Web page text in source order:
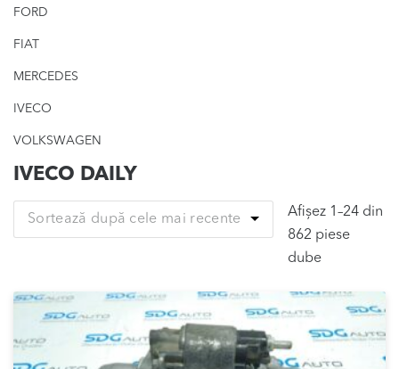
FORD
FIAT
MERCEDES
IVECO
VOLKSWAGEN
IVECO DAILY
Sortează după cele mai recente
Afișez 1–24 din
862 piese
dubeSortat
cele
mai